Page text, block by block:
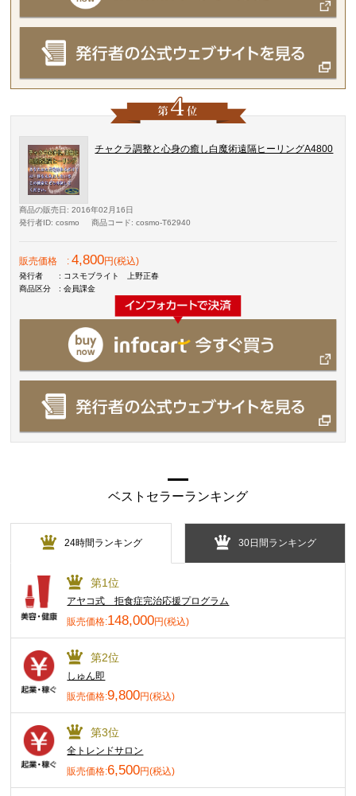
チャクラ調整と心身の癒し白魔術遠隔ヒーリングA4800
商品の販売日 : 2016年02月16日
発行者ID: cosmo 商品コード: cosmo-T62940
販売価格 :4,800円(税込)
発行者
: コスモブライト 上野正春
商品区分
: 会員課金
ベストセラーランキング
24時間ランキング 30日間ランキング
第1位
アヤコ式 拒食症完治応援プログラム
販売価格:148,000円(税込)
第2位
しゅん即
販売価格:9,800円(税込)
第3位
全トレンドサロン
販売価格:6,500円(税込)